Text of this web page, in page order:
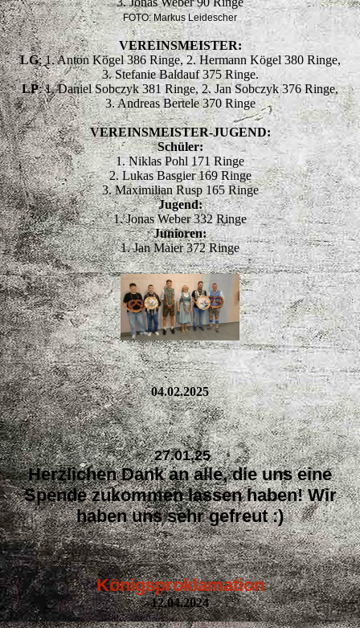
FOTO: Markus Leidescher
VEREINSMEISTER:
LG: 1. Anton Kögel 386 Ringe, 2. Hermann Kögel 380 Ringe,
3. Stefanie Baldauf 375 Ringe.
LP: 1. Daniel Sobczyk 381 Ringe, 2. Jan Sobczyk 376 Ringe,
3. Andreas Bertele 370 Ringe
VEREINSMEISTER-JUGEND:
Schüler:
1. Niklas Pohl 171 Ringe
2. Lukas Basgier 169 Ringe
3. Maximilian Rusp 165 Ringe
Jugend:
1. Jonas Weber 332 Ringe
Junioren:
1. Jan Maier 372 Ringe
04.02.2025
27.01.25
Herzlichen Dank an alle, die uns eine
Spende zukommen lassen haben! Wir
haben uns sehr gefreut :)
Königsproklamation
12.04.2024